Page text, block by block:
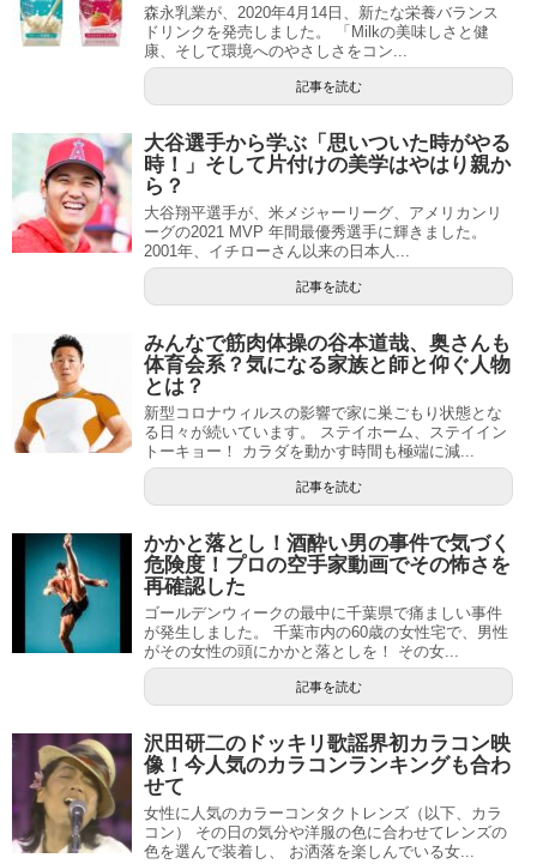
森永乳業が、2020年4月14日、新たな栄養バランス
ドリンクを発売しました。 「Milkの美味しさと健
康、そして環境へのやさしさをコン...
記事を読む
大谷選手から学ぶ「思いついた時がやる
時！」そして片付けの美学はやはり親か
ら？
大谷翔平選手が、米メジャーリーグ、アメリカンリ
ーグの2021 MVP 年間最優秀選手に輝きました。
2001年、イチローさん以来の日本人...
記事を読む
みんなで筋肉体操の谷本道哉、奥さんも
体育会系？気になる家族と師と仰ぐ人物
とは？
新型コロナウィルスの影響で家に巣ごもり状態とな
る日々が続いています。 ステイホーム、ステイイン
トーキョー！ カラダを動かす時間も極端に減...
記事を読む
かかと落とし！酒酔い男の事件で気づく
危険度！プロの空手家動画でその怖さを
再確認した
ゴールデンウィークの最中に千葉県で痛ましい事件
が発生しました。 千葉市内の60歳の女性宅で、男性
がその女性の頭にかかと落としを！ その女...
記事を読む
沢田研二のドッキリ歌謡界初カラコン映
像！今人気のカラコンランキングも合わ
せて
女性に人気のカラーコンタクトレンズ（以下、カラ
コン） その日の気分や洋服の色に合わせてレンズの
色を選んで装着し、 お洒落を楽しんでいる女...